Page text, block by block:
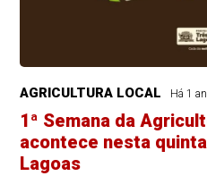
AGRICULTURA LOCAL Há 1
1ª Semana da
acontece nesta
Lagoas